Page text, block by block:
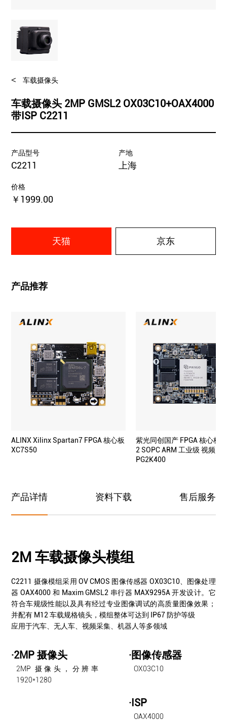
< 车载摄像头
车载摄像头 2MP GMSL2 OX03C10+OAX4000
带ISP C2211
产品型号
C2211
产地
上海
价格
￥1999.00
天猫 京东
产品推荐
ALINX Xilinx Spartan7 FPGA 核心板
XC7S50
紫光同创国产 FPGA 核心板
2 SOPC ARM 工业级 视频图
PG2K400
产品详情 资料下载 售后服务
2M 车载摄像头模组
C2211 摄像模组采用 OV CMOS 图像传感器 OX03C10、图像处理
器 OAX4000 和 Maxim GMSL2 串行器 MAX9295A 开发设计。它
符合车规级性能以及具有经过专业图像调试的高质量图像效果；
并配有 M12 车载规格镜头，模组整体可达到 IP67 防护等级
应用于汽车、无人车、视频采集、机器人等多领域
·2MP 摄像头
2MP 摄像头，分辨率
1920*1280
·图像传感器
OX03C10
·ISP
OAX4000